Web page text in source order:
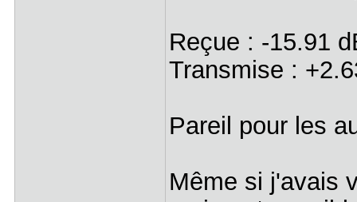
Reçue : -15.91
Transmise :
Pareil pour les
Même si j'avais